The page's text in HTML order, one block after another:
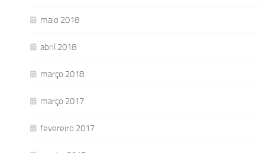
maio 2018
abril 2018
março 2018
março 2017
fevereiro 2017